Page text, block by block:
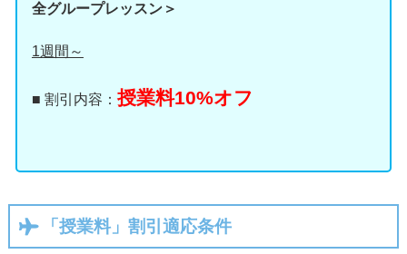
全グループレッスン＞
1週間～
■ 割引内容： 授業料10%オフ
「授業料」割引適応条件